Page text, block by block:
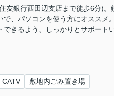
友銀行西田辺支店まで徒歩6分)
で、パソコンを使う方にオスス
きるよう、しっかりとサポー
CATV 敷地内ごみ置き場